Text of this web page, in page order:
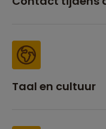
Taal en cultuur